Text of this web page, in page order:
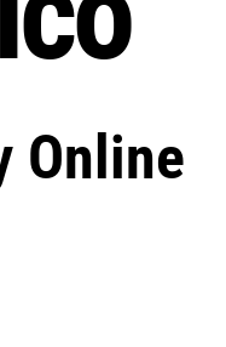
Online